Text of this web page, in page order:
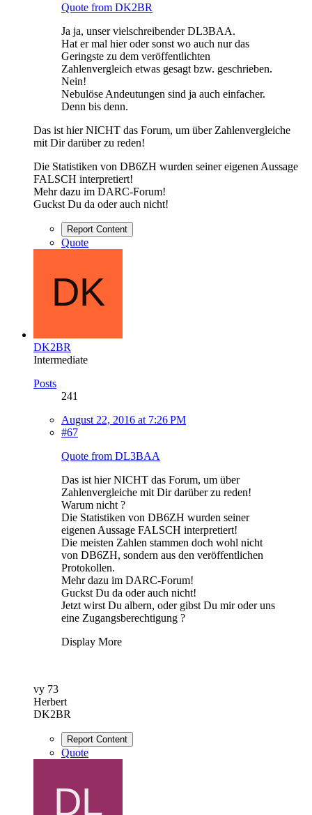
Quote from DK2BR
Ja ja, unser vielschreibender DL3BAA.
Hat er mal hier oder sonst wo auch nur das
Geringste zu dem veröffentlichten
Zahlenvergleich etwas gesagt bzw. geschrieben.
Nein!
Nebulöse Andeutungen sind ja auch einfacher.
Denn bis denn.
Das ist hier NICHT das Forum, um über Zahlenvergleiche
mit Dir darüber zu reden!
Die Statistiken von DB6ZH wurden seiner eigenen Aussage
FALSCH interpretiert!
Mehr dazu im DARC-Forum!
Guckst Du da oder auch nicht!
Report Content
Quote
DK2BR
Intermediate
Posts
241
August 22, 2016 at 7:26 PM
#67
Quote from DL3BAA
Das ist hier NICHT das Forum, um über
Zahlenvergleiche mit Dir darüber zu reden!
Warum nicht ?
Die Statistiken von DB6ZH wurden seiner
eigenen Aussage FALSCH interpretiert!
Die meisten Zahlen stammen doch wohl nicht
von DB6ZH, sondern aus den veröffentlichen
Protokollen.
Mehr dazu im DARC-Forum!
Guckst Du da oder auch nicht!
Jetzt wirst Du albern, oder gibst Du mir oder uns
eine Zugangsberechtigung ?
Display More
vy 73
Herbert
DK2BR
Report Content
Quote